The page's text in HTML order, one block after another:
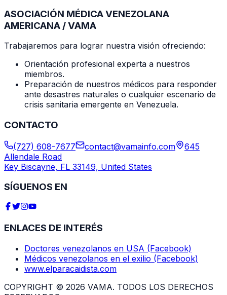
ASOCIACIÓN MÉDICA VENEZOLANA
AMERICANA / VAMA
Trabajaremos para lograr nuestra visión ofreciendo:
Orientación profesional experta a nuestros
miembros.
Preparación de nuestros médicos para responder
ante desastres naturales o cualquier escenario de
crisis sanitaria emergente en Venezuela.
CONTACTO
(727) 608-7677 contact@vamainfo.com
645
Allendale Road
Key Biscayne, FL 33149, United States
SÍGUENOS EN
ENLACES DE INTERÉS
Doctores venezolanos en USA (Facebook)
Médicos venezolanos en el exilio (Facebook)
www.elparacaidista.com
COPYRIGHT © 2026 VAMA. TODOS LOS DERECHOS